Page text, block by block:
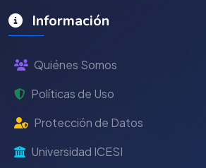
Información
Quiénes Somos
Políticas de Uso
Protección de Datos
Universidad ICESI